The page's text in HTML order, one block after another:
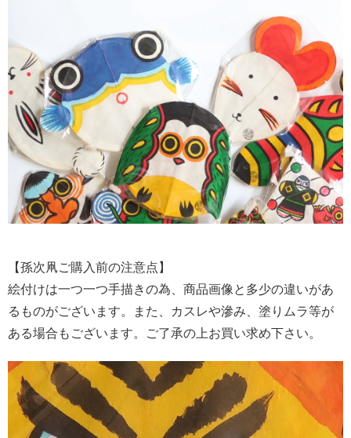
【孫次凧ご購入前の注意点】
絵付けは一つ一つ手描きの為、商品画像と多少の違いがあ
るものがございます。また、カスレや滲み、塗りムラ等が
ある場合もございます。ご了承の上お買い求め下さい。